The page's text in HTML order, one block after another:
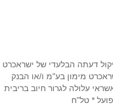
דעתה הבלעדי של ישראכרט
מימון בע"מ ו/או הבנק
עלולה לגרור חיוב בריבית
* טל"ח